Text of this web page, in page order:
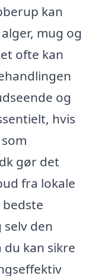
kan
mug og
ofte kan
og
hvis
gør det
fra lokale
den
kan sikre